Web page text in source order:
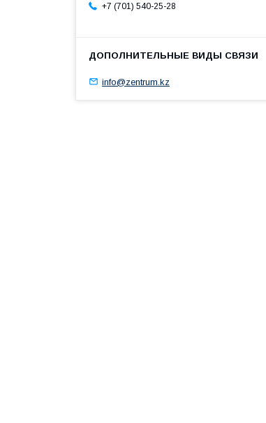
+7 (701) 540-25-28
info@zentrum.kz